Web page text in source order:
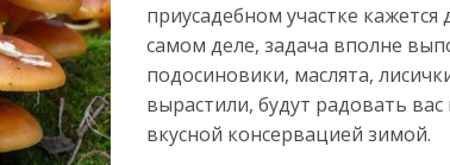
приусадебном участке
самом деле, задача вполне
подосиновики, маслята,
вырастили, будут радовать
вкусной консервацией зимой.